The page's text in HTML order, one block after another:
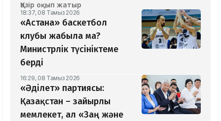
Қазір оқып жатыр
18:37, 08 Тамыз 2026
«Астана» баскетбол
клубы жабыла ма?
Министрлік түсініктеме
берді
16:29, 08 Тамыз 2026
«Әділет» партиясы:
Қазақстан – зайырлы
мемлекет, ал «Заң және